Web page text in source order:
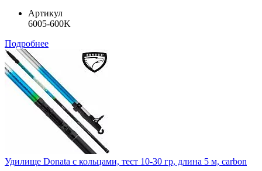
Артикул
6005-600K
Подробнее
Удилище Donata с кольцами, тест 10-30 гр, длина 5 м, carbon